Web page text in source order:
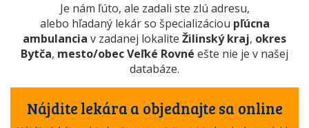
Je nám ľúto, ale zadali ste zlú adresu,
alebo hľadaný lekár so špecializáciou pľúcna
ambulancia v zadanej lokalite Žilinský kraj, okres
Bytča, mesto/obec Veľké Rovné ešte nie je v našej
databáze.
Nájdite lekára a objednajte sa online